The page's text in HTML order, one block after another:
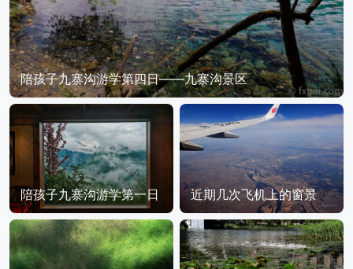
陪孩子九寨沟游学第四日——九寨沟景区
陪孩子九寨沟游学第一日 近期几次飞机上的窗景